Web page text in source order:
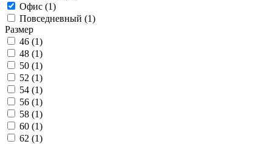
Офис (1)
Повседневный (1)
Размер
46 (1)
48 (1)
50 (1)
52 (1)
54 (1)
56 (1)
58 (1)
60 (1)
62 (1)